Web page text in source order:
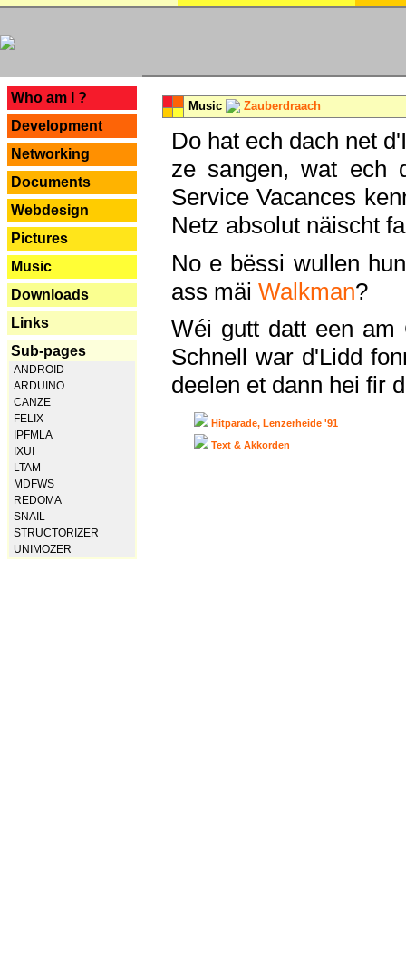
Who am I ?
Development
Networking
Documents
Webdesign
Pictures
Music
Downloads
Links
Sub-pages
ANDROID
ARDUINO
CANZE
FELIX
IPFMLA
IXUI
LTAM
MDFWS
REDOMA
SNAIL
STRUCTORIZER
UNIMOZER
Music Zauberdraach
Do hat ech dach net
ze sangen, wat ech
Service Vacances
Netz absolut näischt
No e bëssi wullen
ass mäi Walkman?
Wéi gutt datt een am
Schnell war d'Lidd
deelen et dann hei fir
Hitparade, Lenzerheide '91
Text & Akkorden